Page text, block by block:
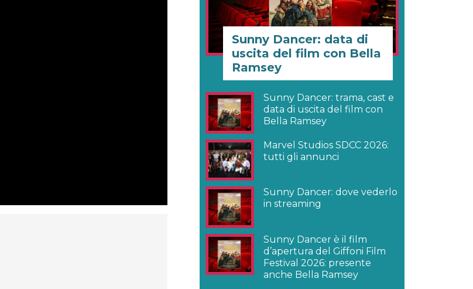
Sunny Dancer: data di
uscita del film con Bella
Ramsey
Sunny Dancer: trama, cast e
data di uscita del film con
Bella Ramsey
Marvel Studios SDCC 2026:
tutti gli annunci
Sunny Dancer: dove vederlo
in streaming
Sunny Dancer è il film
d’apertura del Giffoni Film
Festival 2026: presente
anche Bella Ramsey